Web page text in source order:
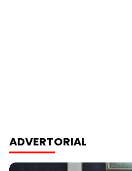
ADVERTORIAL